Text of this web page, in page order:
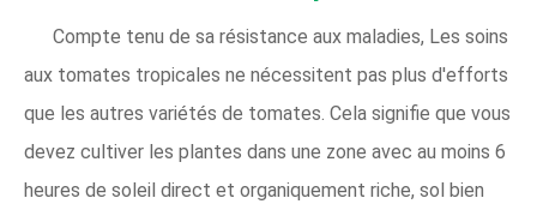
Compte tenu de sa résistance aux maladies, Les soins
aux tomates tropicales ne nécessitent pas plus d'efforts
que les autres variétés de tomates. Cela signifie que vous
devez cultiver les plantes dans une zone avec au moins 6
heures de soleil direct et organiquement riche, sol bien